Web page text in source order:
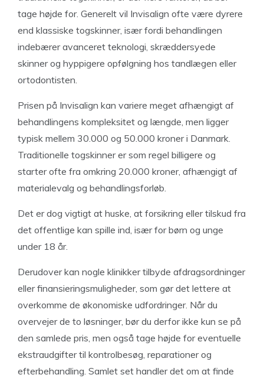
tage højde for. Generelt vil Invisalign ofte være dyrere
end klassiske togskinner, især fordi behandlingen
indebærer avanceret teknologi, skræddersyede
skinner og hyppigere opfølgning hos tandlægen eller
ortodontisten.
Prisen på Invisalign kan variere meget afhængigt af
behandlingens kompleksitet og længde, men ligger
typisk mellem 30.000 og 50.000 kroner i Danmark.
Traditionelle togskinner er som regel billigere og
starter ofte fra omkring 20.000 kroner, afhængigt af
materialevalg og behandlingsforløb.
Det er dog vigtigt at huske, at forsikring eller tilskud fra
det offentlige kan spille ind, især for børn og unge
under 18 år.
Derudover kan nogle klinikker tilbyde afdragsordninger
eller finansieringsmuligheder, som gør det lettere at
overkomme de økonomiske udfordringer. Når du
overvejer de to løsninger, bør du derfor ikke kun se på
den samlede pris, men også tage højde for eventuelle
ekstraudgifter til kontrolbesøg, reparationer og
efterbehandling. Samlet set handler det om at finde